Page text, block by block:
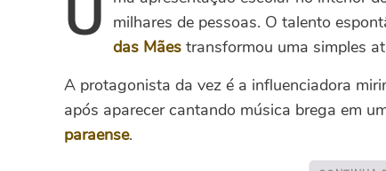
U milhares de pessoas. O talento
das Mães transformou uma simples
A protagonista da vez é a influenciadora
após aparecer cantando música brega em
paraense.